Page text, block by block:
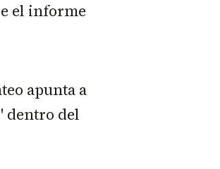
el informe
apunta a
dentro del